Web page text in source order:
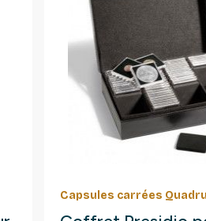
Capsules carrées